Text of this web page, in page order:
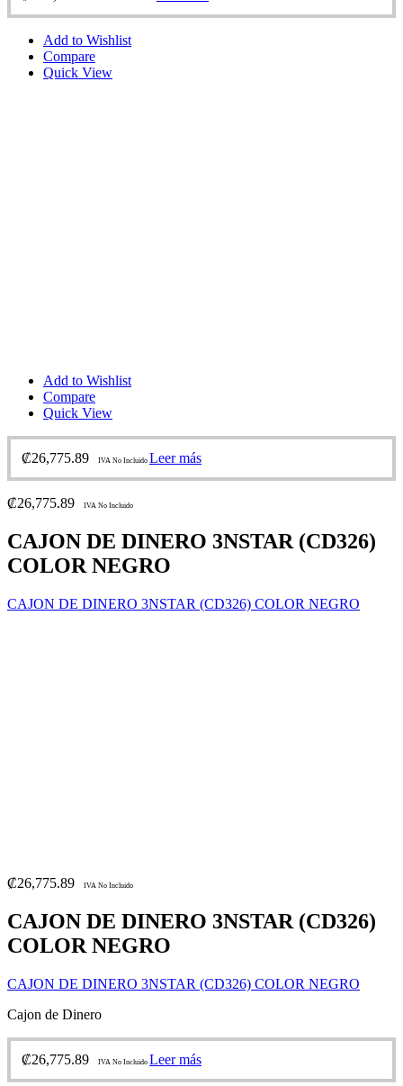
Add to Wishlist
Compare
Quick View
Add to Wishlist
Compare
Quick View
₡26,775.89 IVA No Incluido Leer más
₡26,775.89 IVA No Incluido
CAJON DE DINERO 3NSTAR (CD326)
COLOR NEGRO
CAJON DE DINERO 3NSTAR (CD326) COLOR NEGRO
₡26,775.89 IVA No Incluido
CAJON DE DINERO 3NSTAR (CD326)
COLOR NEGRO
CAJON DE DINERO 3NSTAR (CD326) COLOR NEGRO
Cajon de Dinero
₡26,775.89 IVA No Incluido Leer más